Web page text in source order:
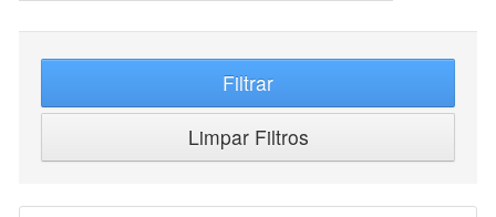
Filtrar
Limpar Filtros